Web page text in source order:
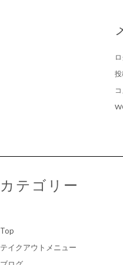
カテゴリー
Top
テイクアウトメニュー